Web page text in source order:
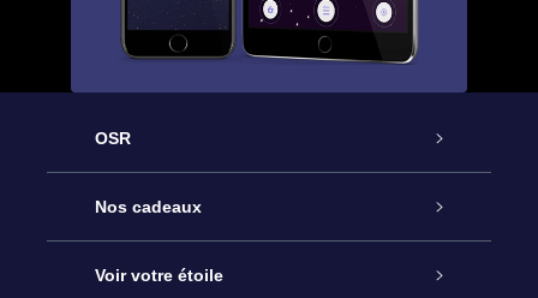
OSR
Service
À propos de l’OSR
Nos cadeaux
Cadeau d’étoile en ligne
Voir votre étoile